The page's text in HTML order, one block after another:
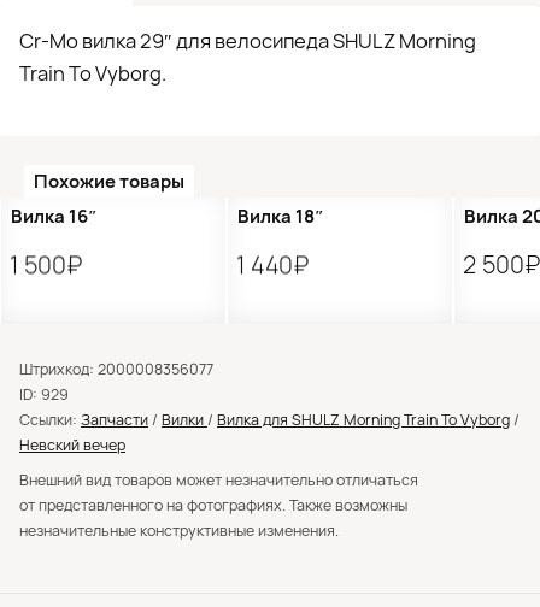
Cr-Mo вилка 29″ для велосипеда SHULZ Morning
Train To Vyborg.
Похожие товары
Вилка 16″
1 500₽
Вилка 18″
1 440₽
Вилка
2 500₽
Штрихкод: 2000008356077
ID: 929
Ссылки: Запчасти / Вилки / Вилка для SHULZ Morning Train To Vyborg /
Невский вечер
Внешний вид товаров может незначительно отличаться
от представленного на фотографиях. Также возможны
незначительные конструктивные изменения.